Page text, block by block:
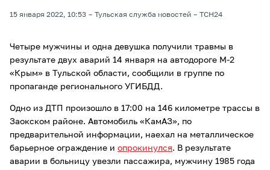
15 января 2022, 10:53 Тульская служба новостей ТСН24
Четыре мужчины и одна девушка получили травмы в
результате двух аварий 14 января на автодороге М-2
«Крым» в Тульской области, сообщили в группе по
пропаганде регионального УГИБДД.
Одно из ДТП произошло в 17:00 на 146 километре трассы в
Заокском районе. Автомобиль «КамАЗ», по
предварительной информации, наехал на металлическое
барьерное ограждение и опрокинулся. В результате
аварии в больницу увезли пассажира, мужчину 1985 года